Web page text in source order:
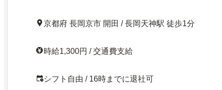
京都府 長岡京市 開田 / 長岡天神駅 徒歩1分
時給1,300円 / 交通費支給
シフト自由 / 16時までに退社可